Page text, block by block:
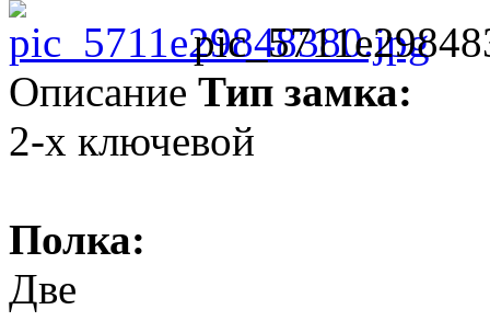
Описание Тип замка:
2-х ключевой
Полка:
Две